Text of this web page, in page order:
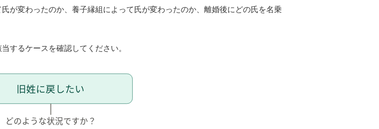
が変わったのか、養子縁組によって氏が変わったのか、離婚後にどの氏を名乗
するケースを確認してください。